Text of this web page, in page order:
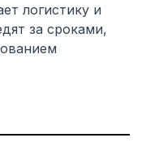
логистику и
за сроками,